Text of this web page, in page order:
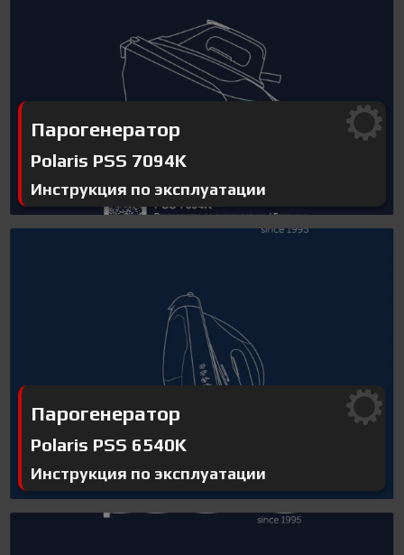
Парогенератор
Polaris PSS 7094K
Инструкция по эксплуатации
Парогенератор
Polaris PSS 6540K
Инструкция по эксплуатации